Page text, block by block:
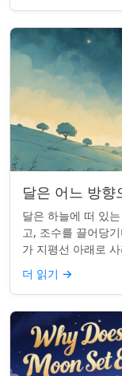
달은 어느 방향
달은 하늘에 떠 있
고, 조수를 끌어당
가 지평선 아래로
이 있나요: 그곳은
더 읽기 →